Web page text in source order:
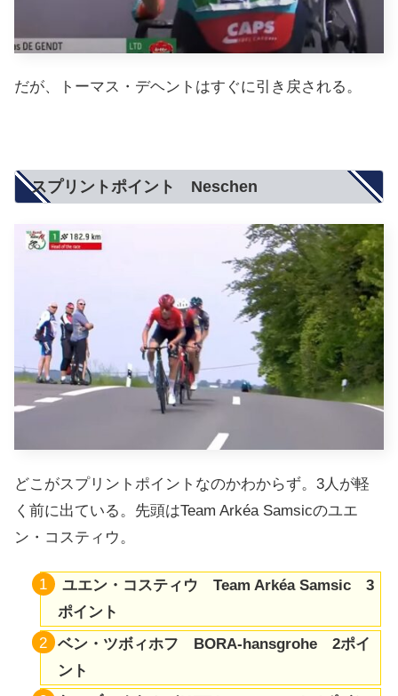
だが、トーマス・デヘントはすぐに引き戻される。
スプリントポイント Neschen
どこがスプリントポイントなのかわからず。3人が軽
く前に出ている。先頭はTeam Arkéa Samsicのユエ
ン・コスティウ。
ユエン・コスティウ Team Arkéa Samsic 3
ポイント
ベン・ツボィホフ BORA-hansgrohe 2ポイ
ント